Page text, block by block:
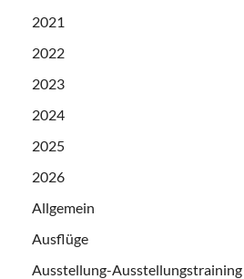
2021
2022
2023
2024
2025
2026
Allgemein
Ausflüge
Ausstellung-Ausstellungstraining